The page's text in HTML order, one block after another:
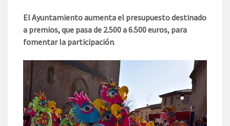
El Ayuntamiento aumenta el presupuesto destinado
a premios, que pasa de 2.500 a 6.500 euros, para
fomentar la participación.